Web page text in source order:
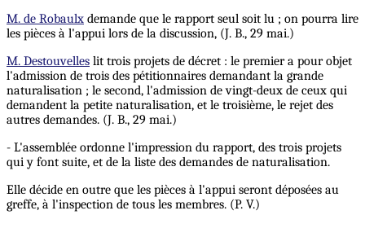
M. de Robaulx demande que le rapport seul soit lu ; on pourra lire
les pièces à l'appui lors de la discussion, (J. B., 29 mai.)
M. Destouvelles lit trois projets de décret : le premier a pour objet
l'admission de trois des pétitionnaires demandant la grande
naturalisation ; le second, l'admission de vingt-deux de ceux qui
demandent la petite naturalisation, et le troisième, le rejet des
autres demandes. (J. B., 29 mai.)
- L'assemblée ordonne l'impression du rapport, des trois projets
qui y font suite, et de la liste des demandes de naturalisation.
Elle décide en outre que les pièces à l'appui seront déposées au
greffe, à l'inspection de tous les membres. (P. V.)